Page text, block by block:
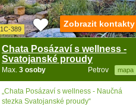
1C-389
Chata Posázaví s wellness -
Svatojanské proudy
Petrov mapa
Max. 3 osoby
Zobrazit kontakty
„Chata Posázaví s wellness - Naučná
stezka Svatojanské proudy“